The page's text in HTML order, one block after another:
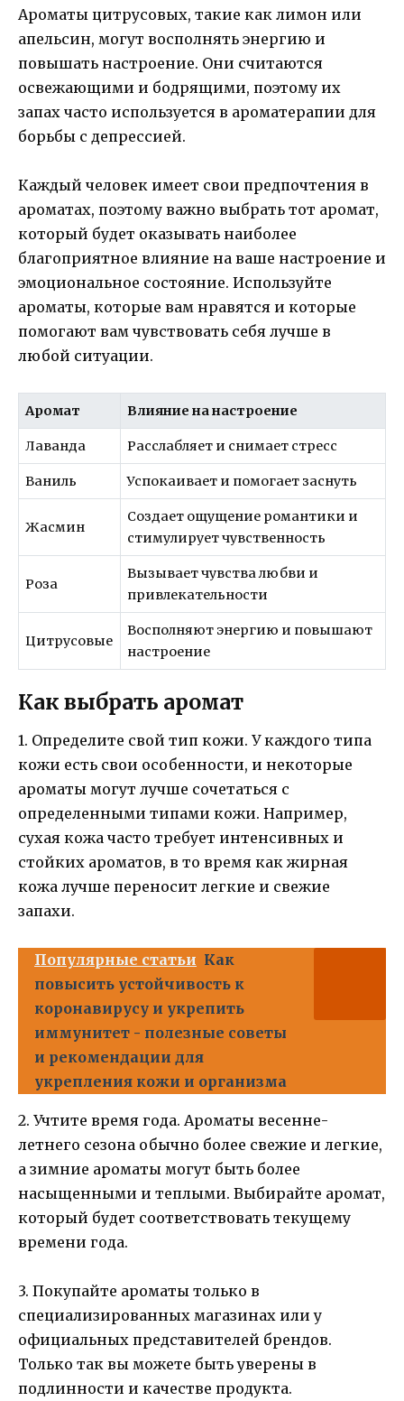
Ароматы цитрусовых, такие как лимон или
апельсин, могут восполнять энергию и
повышать настроение. Они считаются
освежающими и бодрящими, поэтому их
запах часто используется в ароматерапии для
борьбы с депрессией.
Каждый человек имеет свои предпочтения в
ароматах, поэтому важно выбрать тот аромат,
который будет оказывать наиболее
благоприятное влияние на ваше настроение и
эмоциональное состояние. Используйте
ароматы, которые вам нравятся и которые
помогают вам чувствовать себя лучше в
любой ситуации.
Аромат Влияние на настроение
Лаванда Расслабляет и снимает стресс
Ваниль Успокаивает и помогает заснуть
Жасмин
Создает ощущение романтики и
стимулирует чувственность
Роза
Вызывает чувства любви и
привлекательности
Цитрусовые
Восполняют энергию и повышают
настроение
Как выбрать аромат
1. Определите свой тип кожи. У каждого типа
кожи есть свои особенности, и некоторые
ароматы могут лучше сочетаться с
определенными типами кожи. Например,
сухая кожа часто требует интенсивных и
стойких ароматов, в то время как жирная
кожа лучше переносит легкие и свежие
запахи.
Популярные статьи Как
повысить устойчивость к
коронавирусу и укрепить
иммунитет - полезные советы
и рекомендации для
укрепления кожи и организма
2. Учтите время года. Ароматы весенне-
летнего сезона обычно более свежие и легкие,
а зимние ароматы могут быть более
насыщенными и теплыми. Выбирайте аромат,
который будет соответствовать текущему
времени года.
3. Покупайте ароматы только в
специализированных магазинах или у
официальных представителей брендов.
Только так вы можете быть уверены в
подлинности и качестве продукта.